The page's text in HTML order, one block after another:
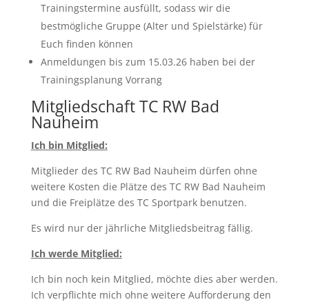
Trainingstermine ausfüllt, sodass wir die
bestmögliche Gruppe (Alter und Spielstärke) für
Euch finden können
Anmeldungen bis zum 15.03.26 haben bei der
Trainingsplanung Vorrang
Mitgliedschaft TC RW Bad
Nauheim
Ich bin Mitglied:
Mitglieder des TC RW Bad Nauheim dürfen ohne
weitere Kosten die Plätze des TC RW Bad Nauheim
und die Freiplätze des TC Sportpark benutzen.
Es wird nur der jährliche Mitgliedsbeitrag fällig.
Ich werde Mitglied:
Ich bin noch kein Mitglied, möchte dies aber werden.
Ich verpflichte mich ohne weitere Aufforderung den